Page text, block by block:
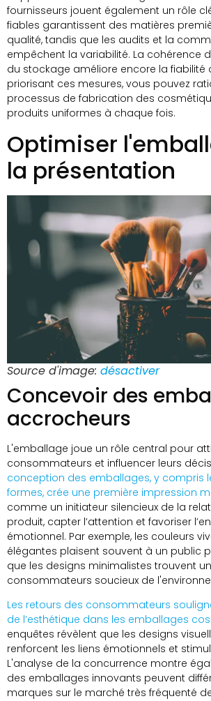
fournisseurs jouent également un rôle
fiables garantissent des matières
qualité, tandis que les audits et la
empêchent la variabilité. La cohérence
du stockage améliore encore la fiabilité
priorisant ces mesures, vous pouvez
processus de fabrication des
produits uniformes à chaque fois.
Optimiser
la présentation
Source d'image: désactiver
Concevoir des
accrocheurs
L'emballage joue un rôle central pour
consommateurs et influencer leurs
conception des emballages, y compris
formes, crée une première impression
comme un initiateur silencieux de la
produit, capter l’attention et favoriser
émotionnel. Par exemple, les couleurs
élégantes plaisent souvent à un public
que les designs minimalistes trouvent
consommateurs soucieux de
Les retours des consommateurs
de l’esthétique dans les emballages
enquêtes révèlent que les designs
renforcent les liens émotionnels et
L'analyse de la concurrence montre
des emballages innovants peuvent
marques sur le marché très fréquenté